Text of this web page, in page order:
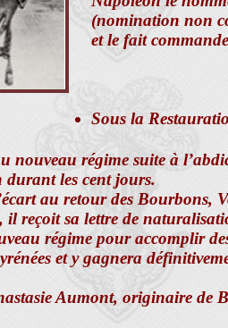
(nomination non
et le fait
Sous la
nouveau régime suite à
durant les cent jours.
au retour des Bourbons,
il reçoit sa lettre de
régime pour accomplir
et y gagnera
Aumont, originaire de